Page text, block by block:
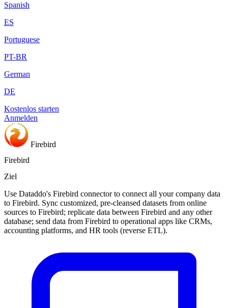
Spanish
ES
Portuguese
PT-BR
German
DE
Kostenlos starten
Anmelden
Firebird
Firebird
Ziel
Use Dataddo's Firebird connector to connect all your company data
to Firebird. Sync customized, pre-cleansed datasets from online
sources to Firebird; replicate data between Firebird and any other
database; send data from Firebird to operational apps like CRMs,
accounting platforms, and HR tools (reverse ETL).